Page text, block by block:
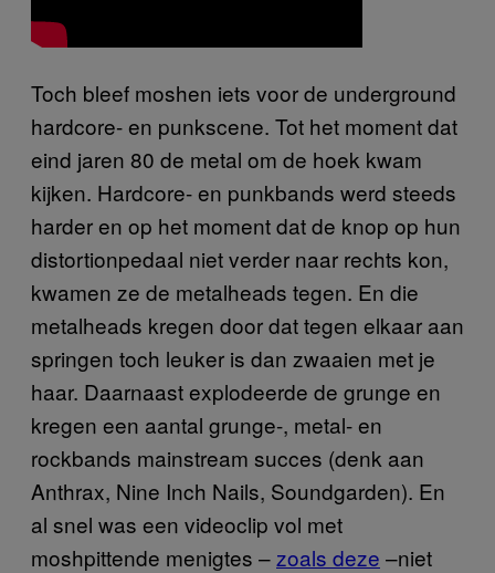
Toch bleef moshen iets voor de underground
hardcore- en punkscene. Tot het moment dat
eind jaren 80 de metal om de hoek kwam
kijken. Hardcore- en punkbands werd steeds
harder en op het moment dat de knop op hun
distortionpedaal niet verder naar rechts kon,
kwamen ze de metalheads tegen. En die
metalheads kregen door dat tegen elkaar aan
springen toch leuker is dan zwaaien met je
haar. Daarnaast explodeerde de grunge en
kregen een aantal grunge-, metal- en
rockbands mainstream succes (denk aan
Anthrax, Nine Inch Nails, Soundgarden). En
al snel was een videoclip vol met
moshpittende menigtes –zoals deze –niet